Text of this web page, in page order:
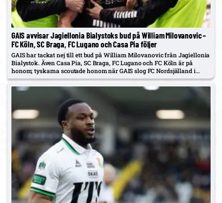
GAIS avvisar Jagiellonia Bialystoks bud på William Milovanovic –
FC Köln, SC Braga, FC Lugano och Casa Pia följer
GAIS har tackat nej till ett bud på William Milovanovic från Jagiellonia
Bialystok. Även Casa Pia, SC Braga, FC Lugano och FC Köln är på
honom; tyskarna scoutade honom när GAIS slog FC Nordsjälland i
Conference League-kvalet i torsdags.